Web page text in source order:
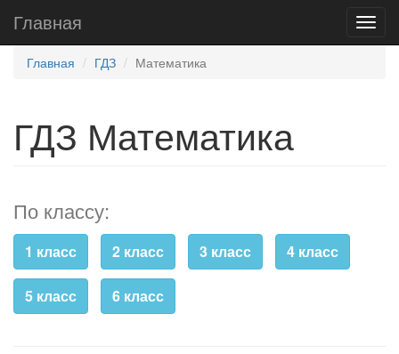
Главная
Главная ГДЗ Математика
ГДЗ Математика
По классу:
1 класс 2 класс 3 класс 4 класс
5 класс 6 класс